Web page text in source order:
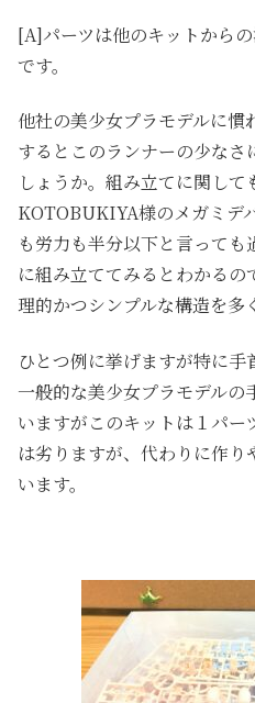
[A]パーツは他のキットから
です。
他社の美少女プラモデルに慣
するとこのランナーの少な
しょうか。組み立てに関して
KOTOBUKIYA様のメガミデ
も労力も半分以下と言って
に組み立ててみるとわかる
理的かつシンプルな構造を多
ひとつ例に挙げますが特に手
一般的な美少女プラモデルの
いますがこのキットは１パ
は劣りますが、代わりに作
います。